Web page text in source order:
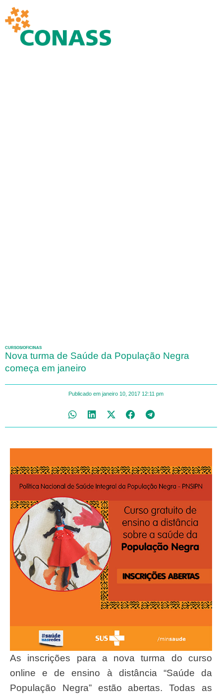
CURSOS/OFICINAS
Nova turma de Saúde da População Negra
começa em janeiro
Publicado em janeiro 10, 2017 12:11 pm
As inscrições para a nova turma do curso
online e de ensino à distância “Saúde da
População Negra” estão abertas. Todas as